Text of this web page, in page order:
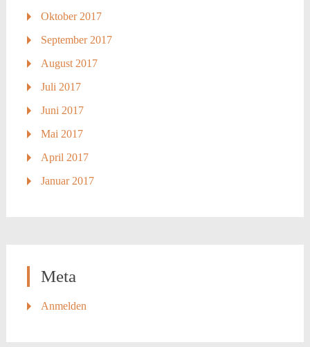
Oktober 2017
September 2017
August 2017
Juli 2017
Juni 2017
Mai 2017
April 2017
Januar 2017
Meta
Anmelden